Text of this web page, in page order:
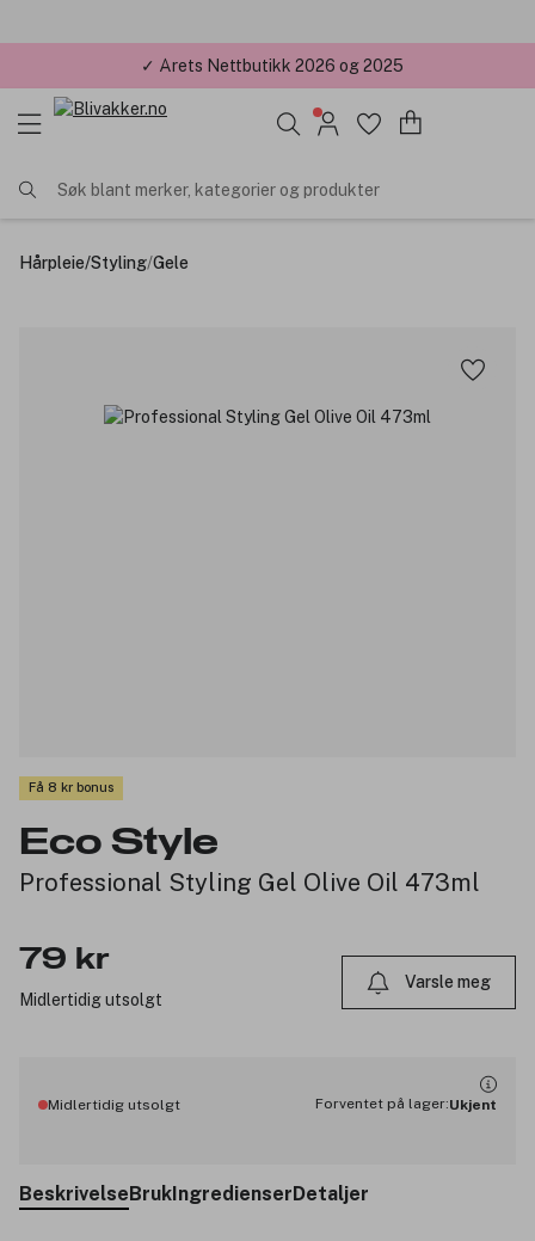
✓ Årets Nettbutikk 2026 og 2025
Søk blant merker, kategorier og produkter
Hårpleie/Styling/Gele
Få 8 kr bonus
Eco Style
Professional Styling Gel Olive Oil 473ml
79 kr
Midlertidig utsolgt
Varsle meg
Midlertidig utsolgt Forventet på lager:Ukjent
BeskrivelseBrukIngredienserDetaljer